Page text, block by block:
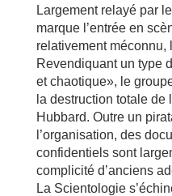
Largement relayé par
marque l’entrée en
relativement méconnu,
Revendiquant un type
et chaotique», le
la destruction totale de
Hubbard. Outre un
l’organisation, des
confidentiels sont
complicité d’anciens
La Scientologie